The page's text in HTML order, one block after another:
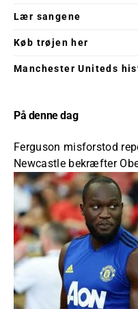
Lær sangene
Køb trøjen her
Manchester Uniteds
På denne dag
Ferguson misforstod
Newcastle bekræfter